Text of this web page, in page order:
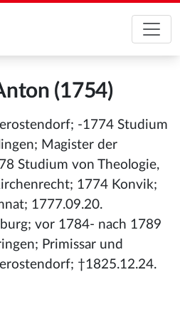
(1754)
-1774 Studium
Magister der
Studium von Theologie,
1774 Konvik;
1777.09.20.
vor 1784- nach 1789
Primissar und
†1825.12.24.